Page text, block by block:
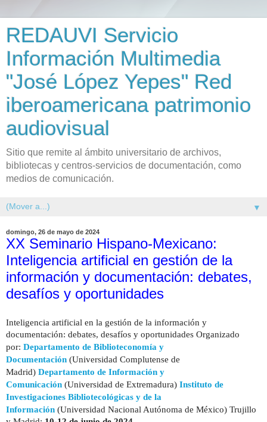
REDAUVI Servicio
Información Multimedia
"José López Yepes" Red
iberoamericana patrimonio
audiovisual
Sitio que remite al ámbito universitario de archivos,
bibliotecas y centros-servicios de documentación, como
medios de comunicación.
▼
domingo, 26 de mayo de 2024
XX Seminario Hispano-Mexicano:
Inteligencia artificial en gestión de la
información y documentación: debates,
desafíos y oportunidades
Inteligencia artificial en la gestión de la información y
documentación: debates, desafíos y oportunidades Organizado
por: Departamento de Biblioteconomía y
Documentación (Universidad Complutense de
Madrid) Departamento de Información y
Comunicación (Universidad de Extremadura) Instituto de
Investigaciones Bibliotecológicas y de la
Información (Universidad Nacional Autónoma de México) Trujillo